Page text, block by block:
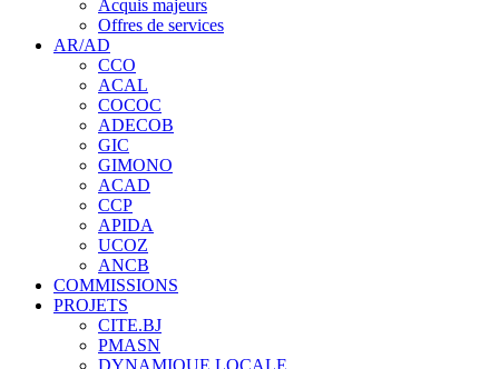
Acquis majeurs
Offres de services
AR/AD
CCO
ACAL
COCOC
ADECOB
GIC
GIMONO
ACAD
CCP
APIDA
UCOZ
ANCB
COMMISSIONS
PROJETS
CITE.BJ
PMASN
DYNAMIQUE LOCALE